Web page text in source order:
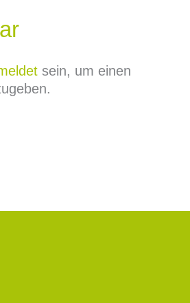
sein, um einen